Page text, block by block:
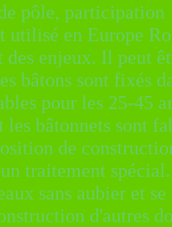
pôle, participation
utilisé en Europe
enjeux. Il peut
bâtons sont fixés
pour les 25-45
les bâtonnets sont
de
traitement spécial.
sans aubier et
d'autres